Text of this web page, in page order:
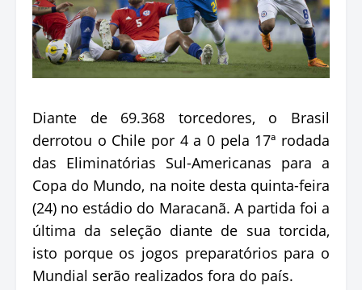
Diante de 69.368 torcedores, o Brasil
derrotou o Chile por 4 a 0 pela 17ª rodada
das Eliminatórias Sul-Americanas para a
Copa do Mundo, na noite desta quinta-feira
(24) no estádio do Maracanã. A partida foi a
última da seleção diante de sua torcida,
isto porque os jogos preparatórios para o
Mundial serão realizados fora do país.